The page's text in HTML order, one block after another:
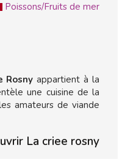
Poissons/Fruits de mer
Rosnyappartient à la
une cuisine de la
amateurs de viande
La criee rosny